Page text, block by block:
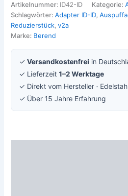
Artikelnummer: ID42-ID Kategorie:
Schlagwörter:Adapter ID-ID,
Reduzierstück,v2a
Marke: Berend
✓Versandkostenfrei in
✓ Lieferzeit1–2 Werktage
✓ Direkt vom Hersteller ·
✓ Über 15 Jahre Erfahrung